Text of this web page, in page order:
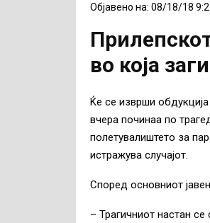
Објавено на: 08/18/18
во која
Ќе се изврши
вчера починаа по
полетувалиштето за
истражува случајот.
Според основниот
– Трагичниот настан